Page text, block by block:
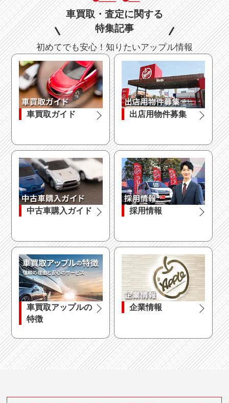
車買取・査定に関する
特集記事
初めてでも安心！知りたいアップル情報
車買取ガイド 出店用物件募集
中古車購入ガイド 採用情報
車買取アップルの
特徴
企業情報